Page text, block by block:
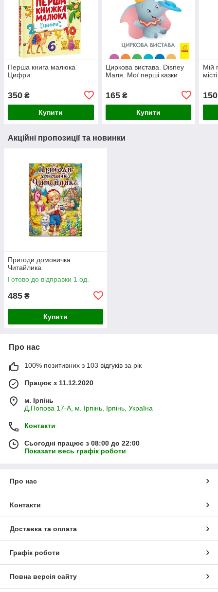
Перша книга малюка
Цифри
350 ₴
Купити
Циркова вистава. Disney
Маля. Мої перші казки
165₴
Купити
Мій
місті
150
Акційні пропозиції та новинки
Пригоди домовичка
Читайлика
Готово до відправки 1 од.
485 ₴
Купити
Про нас
100% позитивних з 103 відгуків за рік
Працює з 11.12.2020
м. Ірпінь
Д.Попова 17-А, м. Ірпінь, Ірпінь, Україна
Контакти
Сьогодні працює з 08:00 до 22:00
Показати весь графік роботи
Про нас
Контакти
Доставка та оплата
Графік роботи
Повна версія сайту